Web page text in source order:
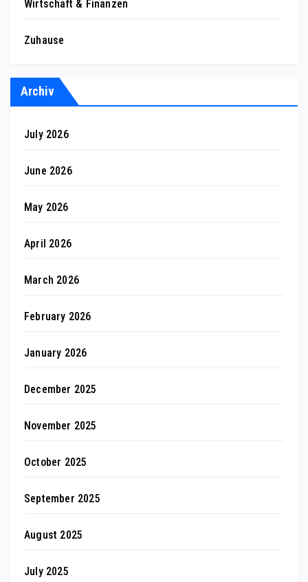
Wirtschaft & Finanzen
Zuhause
Archiv
July 2026
June 2026
May 2026
April 2026
March 2026
February 2026
January 2026
December 2025
November 2025
October 2025
September 2025
August 2025
July 2025